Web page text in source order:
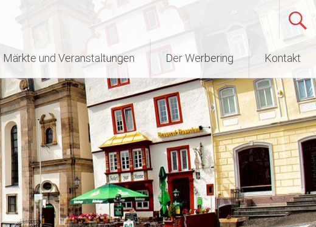
Märkte und Veranstaltungen Der Werbering Kontakt